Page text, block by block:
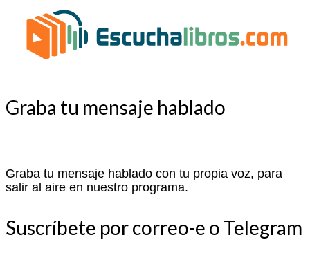
Graba tu mensaje hablado
Graba tu mensaje hablado con tu propia voz, para
salir al aire en nuestro programa.
Suscríbete por correo-e o Telegram